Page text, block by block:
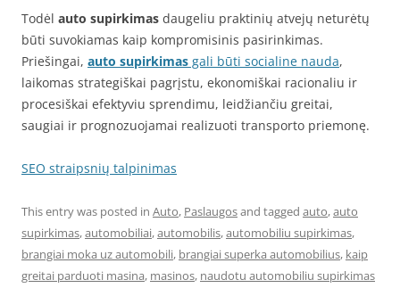
Todėl auto supirkimas daugeliu praktinių atvejų neturėtų
būti suvokiamas kaip kompromisinis pasirinkimas.
Priešingai, auto supirkimas gali būti socialine nauda,
laikomas strategiškai pagrįstu, ekonomiškai racionaliu ir
procesiškai efektyviu sprendimu, leidžiančiu greitai,
saugiai ir prognozuojamai realizuoti transporto priemonę.
SEO straipsnių talpinimas
This entry was posted in Auto, Paslaugosand tagged auto,auto
supirkimas,automobiliai,automobilis,automobiliu supirkimas,
brangiai moka uz automobili, brangiai superka automobilius, kaip
greitai parduoti masina, masinos, naudotu automobiliu supirkimas